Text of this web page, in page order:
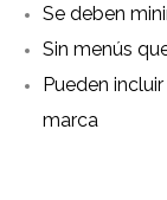
Se deben
Sin menús
Pueden
marca